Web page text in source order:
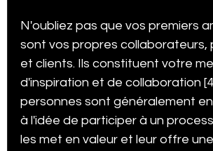
N'oubliez pas que vos premiers
sont vos propres collaborateurs,
et clients. Ils constituent votre
d'inspiration et de collaboration
personnes sont généralement
à l'idée de participer à un
les met en valeur et leur offre une